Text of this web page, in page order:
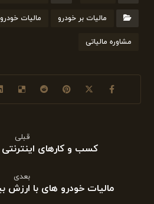
مالیات بر خودرو مالیات
مشاوره مالیاتی
قبلی
کسب و کارهای اینترنتی
بعدی
مالیات خودرو های با ارزش